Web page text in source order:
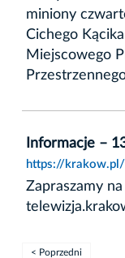
miniony
Cichego
Miejscowego
Informacje –
https://
Zapraszamy
< Poprzedni